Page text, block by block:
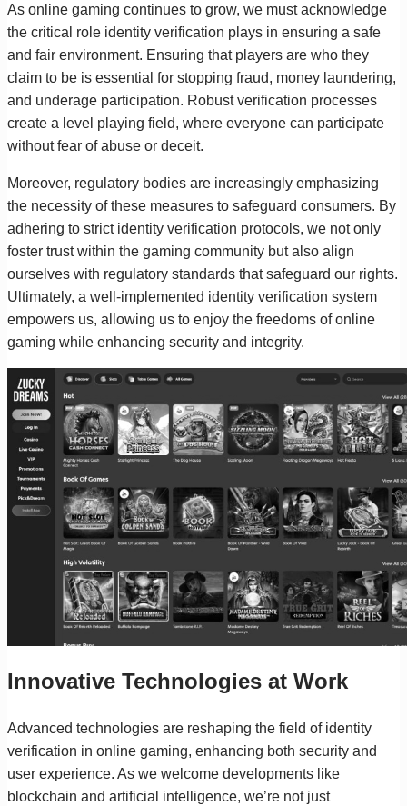
As online gaming continues to grow, we must acknowledge
the critical role identity verification plays in ensuring a safe
and fair environment. Ensuring that players are who they
claim to be is essential for stopping fraud, money laundering,
and underage participation. Robust verification processes
create a level playing field, where everyone can participate
without fear of abuse or deceit.
Moreover, regulatory bodies are increasingly emphasizing
the necessity of these measures to safeguard consumers. By
adhering to strict identity verification protocols, we not only
foster trust within the gaming community but also align
ourselves with regulatory standards that safeguard our rights.
Ultimately, a well-implemented identity verification system
empowers us, allowing us to enjoy the freedoms of online
gaming while enhancing security and integrity.
Innovative Technologies at Work
Advanced technologies are reshaping the field of identity
verification in online gaming, enhancing both security and
user experience. As we welcome developments like
blockchain and artificial intelligence, we’re not just